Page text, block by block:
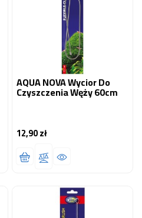
AQUA NOVA Wycior Do
Czyszczenia Węży 60cm
12,90 złCena